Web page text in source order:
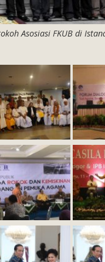
Asosiasi FKUB di